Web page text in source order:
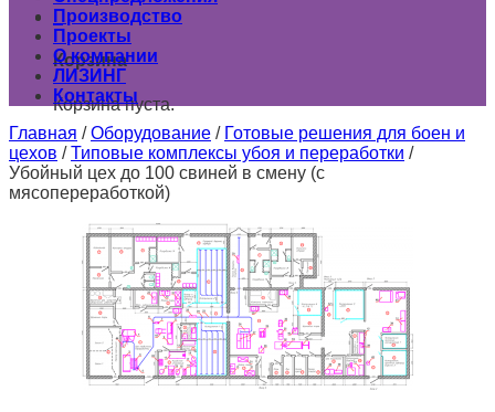
0
Корзина
Корзина пуста.
Производство
Проекты
О компании
ЛИЗИНГ
Контакты
Главная / Оборудование / Готовые решения для боен и
цехов / Типовые комплексы убоя и переработки /
Убойный цех до 100 свиней в смену (с
мясопереработкой)